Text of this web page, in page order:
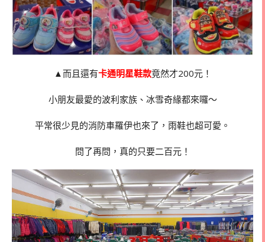
▲而且還有卡通明星鞋款竟然才200元！
小朋友最愛的波利家族、冰雪奇緣都來囉～
平常很少見的消防車羅伊也來了，雨鞋也超可愛。
問了再問，真的只要二百元！